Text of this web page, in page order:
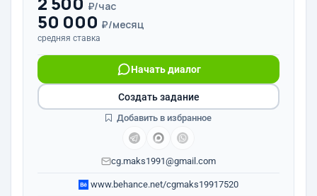
₽/час
50 000 ₽/месяц
средняя ставка
Начать диалог
cg.maks1991@gmail.com
www.behance.net/cgmaks19917520
Создать задание
Добавить в избранное